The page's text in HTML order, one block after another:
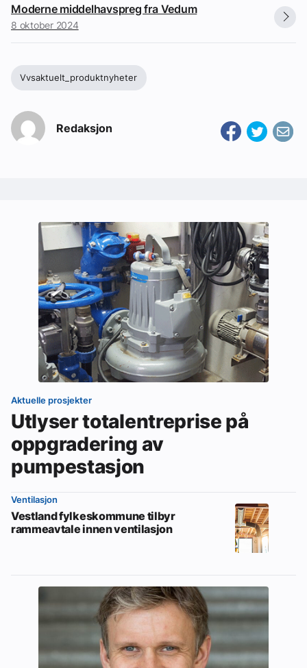
Moderne middelhavspreg fra Vedum
8 oktober 2024
Vvsaktuelt_produktnyheter
Redaksjon
Aktuelle prosjekter
Utlyser totalentreprise på
oppgradering av
pumpestasjon
Ventilasjon
Vestland fylkeskommune tilbyr
rammeavtale innen ventilasjon